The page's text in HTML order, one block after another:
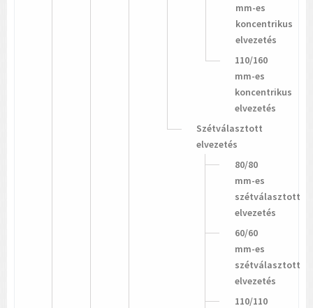
mm-es
koncentrikus
elvezetés
110/160
mm-es
koncentrikus
elvezetés
Szétválasztott
elvezetés
80/80
mm-es
szétválasztott
elvezetés
60/60
mm-es
szétválasztott
elvezetés
110/110